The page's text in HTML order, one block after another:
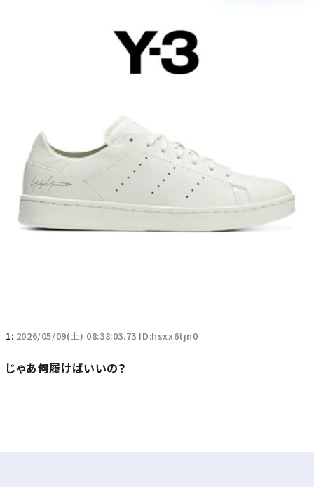
1: 2026/05/09(土) 08:38:03.73 ID:hsxx6tjn0
じゃあ何履けばいいの？